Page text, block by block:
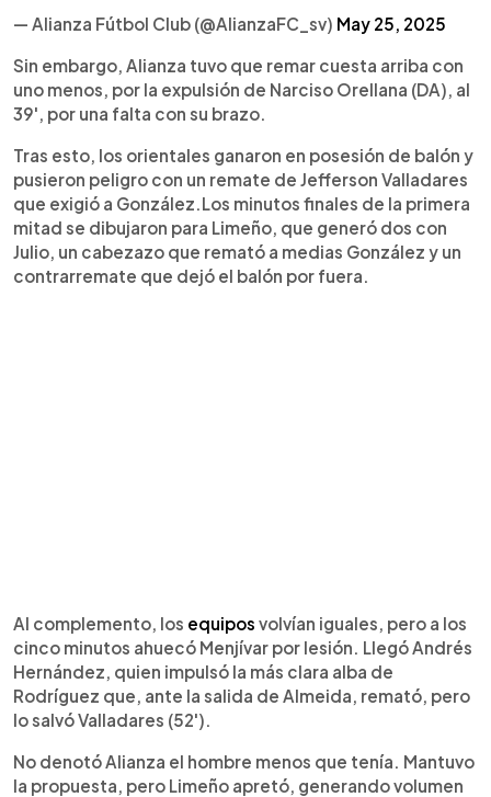
— Alianza Fútbol Club (@AlianzaFC_sv) May 25, 2025
Sin embargo, Alianza tuvo que remar cuesta arriba con
uno menos, por la expulsión de Narciso Orellana (DA), al
39', por una falta con su brazo.
Tras esto, los orientales ganaron en posesión de balón y
pusieron peligro con un remate de Jefferson Valladares
que exigió a González.Los minutos finales de la primera
mitad se dibujaron para Limeño, que generó dos con
Julio, un cabezazo que remató a medias González y un
contrarremate que dejó el balón por fuera.
Al complemento, los equipos volvían iguales, pero a los
cinco minutos ahuecó Menjívar por lesión. Llegó Andrés
Hernández, quien impulsó la más clara alba de
Rodríguez que, ante la salida de Almeida, remató, pero
lo salvó Valladares (52').
No denotó Alianza el hombre menos que tenía. Mantuvo
la propuesta, pero Limeño apretó, generando volumen